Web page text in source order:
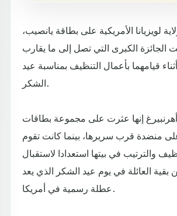
لويزيانا الأمريكية على بطاقة يانصيب،
الجائزة الكبرى التي تصل إلى ما يقارب
قيامهما بأعمال التنظيف بمناسبة عيد
الشكر.
أهرنبيرغ إنها عثرت على مجموعة بطاقات
منضدة قرب سريرها، بينما كانت تقوم
والترتيب في بيتها استعدادا لاستقبال
العائلة في يوم عيد الشكر الذي يعد
عطلة رسمية في أمريكا.